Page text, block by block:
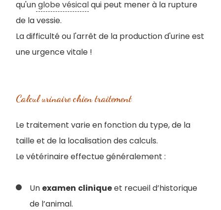
qu'unglobe vésicalqui peut mener à la rupture
de la vessie.
La difficulté ou l'arrêt de la production d'urine est
une urgence vitale !
Calcul urinaire chien traitement
Le traitement varie en fonction du type, de la
taille et de la localisation des calculs.
Le vétérinaire effectue généralement :
Un examen cliniqueet recueil d’historique
de l’animal.